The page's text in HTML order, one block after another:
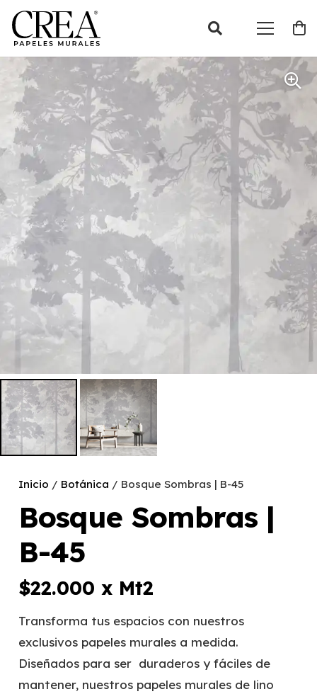
Inicio / Botánica / Bosque Sombras | B-45
Bosque Sombras |
B-45
$22.000 x Mt2
Transforma tus espacios con nuestros
exclusivos papeles murales a medida.
Diseñados para ser duraderos y fáciles de
mantener, nuestros papeles murales de lino